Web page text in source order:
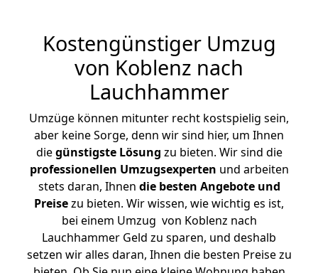
Kostengünstiger Umzug
von Koblenz nach
Lauchhammer
Umzüge können mitunter recht kostspielig sein,
aber keine Sorge, denn wir sind hier, um Ihnen
diegünstigste Lösung zu bieten. Wir sind die
professionellen Umzugsexperten und arbeiten
stets daran, Ihnen die besten Angebote und
Preisezu bieten. Wir wissen, wie wichtig es ist,
bei einem Umzug von Koblenz nach
Lauchhammer Geld zu sparen, und deshalb
setzen wir alles daran, Ihnen die besten Preise zu